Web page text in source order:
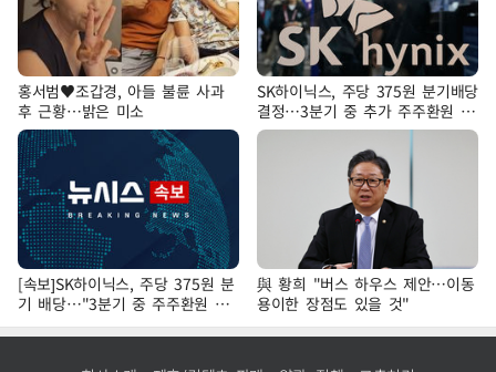
홍서범♥조갑경, 아들 불륜 사과
후 근황…밝은 미소
SK하이닉스, 주당 375원 분기배당
결정…3분기 중 추가 주주환원 발
표
[속보]SK하이닉스, 주당 375원 분
기 배당…"3분기 중 주주환원 방
안 확정"
與 황희 "버스 하우스 제안…이동
용이한 장점도 있을 것"